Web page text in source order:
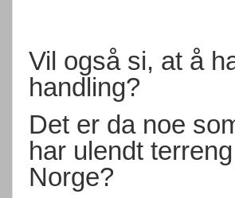
Vil også si, at å
handling?
Det er da noe
har ulendt
Norge?